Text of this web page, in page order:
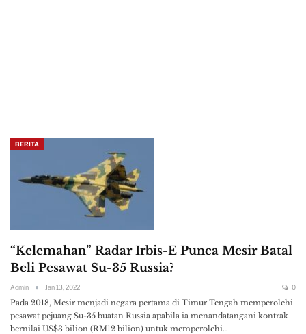
BERITA
“Kelemahan” Radar Irbis-E Punca Mesir Batal
Beli Pesawat Su-35 Russia?
Admin Jan 13, 2022 0
Pada 2018, Mesir menjadi negara pertama di Timur Tengah memperolehi
pesawat pejuang Su-35 buatan Russia apabila ia menandatangani kontrak
bernilai US$3 bilion (RM12 bilion) untuk memperolehi…